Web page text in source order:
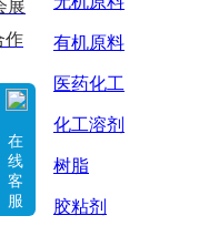
有机原料
医药化工
化工溶剂
树脂
胶粘剂
展
作
在
线
客
服